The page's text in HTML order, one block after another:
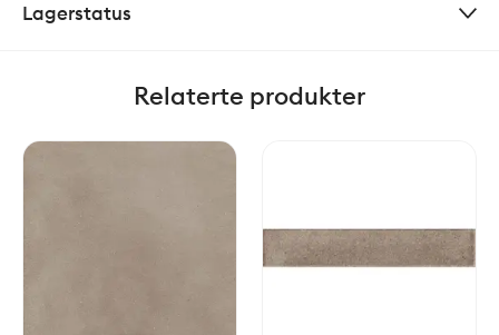
Lagerstatus
Relaterte produkter